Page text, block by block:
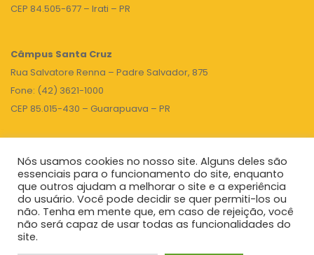
CEP 84.505-677 – Irati – PR
Câmpus Santa Cruz
Rua Salvatore Renna – Padre Salvador, 875
Fone: (42) 3621-1000
CEP 85.015-430 – Guarapuava – PR
TOPO
Unicentro |Governo do Paraná|Seti| Agenda do Reitor
Nós usamos cookies no nosso site. Alguns deles são
essenciais para o funcionamento do site, enquanto
que outros ajudam a melhorar o site e a experiência
do usuário. Você pode decidir se quer permiti-los ou
não. Tenha em mente que, em caso de rejeição, você
não será capaz de usar todas as funcionalidades do
site.